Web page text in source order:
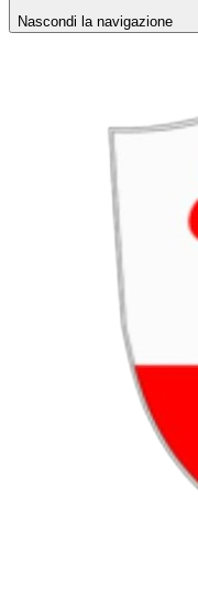
Nascondi la navigazione